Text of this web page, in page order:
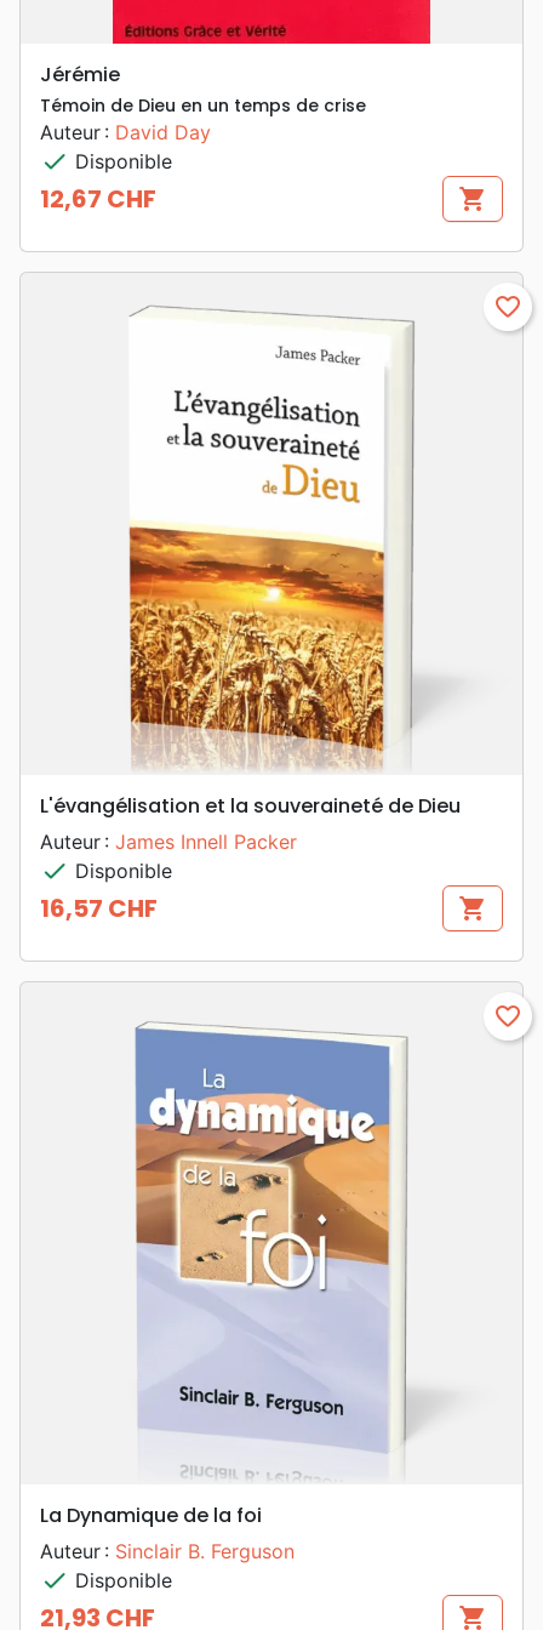
Jérémie
Témoin de Dieu en un temps de crise
Auteur : David Day
check Disponible
Prix
12,67 CHF shopping_cart
favorite_border
L'évangélisation et la souveraineté de Dieu
Auteur : James Innell Packer
check Disponible
Prix
16,57 CHF shopping_cart
favorite_border
La Dynamique de la foi
Auteur : Sinclair B. Ferguson
check Disponible
21,93 CHF shopping_cart